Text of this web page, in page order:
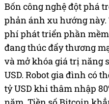
Bốn công nghệ đột phá
phản ánh xu hướng
phí phát triển phần
đang thúc đẩy thương
và mở khóa giá trị năng
USD. Robot gia đình có
tỷ USD khi thâm nhập